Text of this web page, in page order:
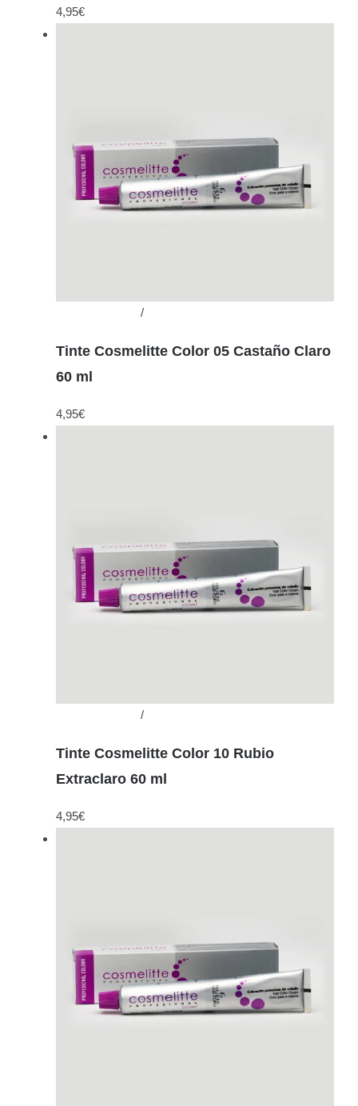
4,95€
/
Tinte Cosmelitte Color 05 Castaño Claro
60 ml
4,95€
/
Tinte Cosmelitte Color 10 Rubio
Extraclaro 60 ml
4,95€